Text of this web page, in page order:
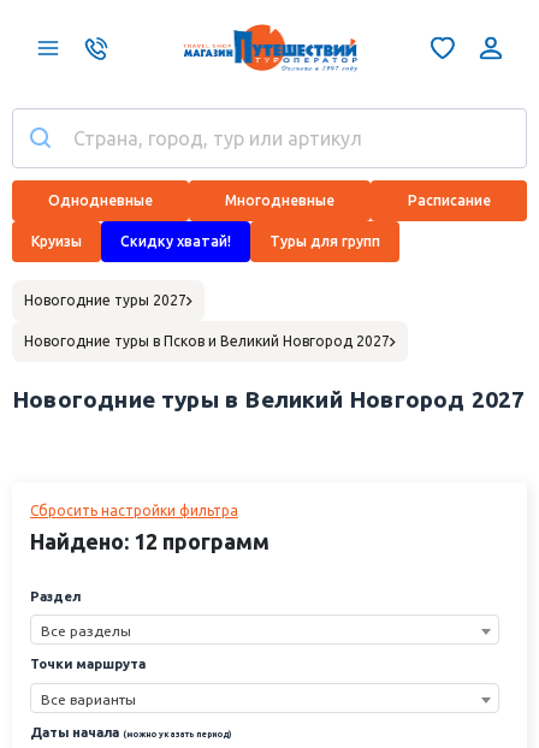
Однодневные Многодневные Расписание
Круизы Скидку хватай! Туры для групп
Новогодние туры 2027
Новогодние туры в Псков и Великий Новгород 2027
Новогодние туры в Великий Новгород 2027
Сбросить настройки фильтра
Найдено: 12 программ
Раздел
Все разделы
Точки маршрута
Все варианты
Даты начала (можно указать период)